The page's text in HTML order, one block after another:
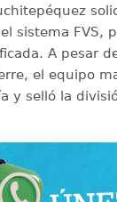
sistema FVS,
A pesar
el equipo
y selló la